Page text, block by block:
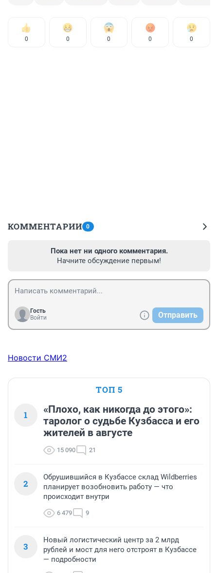
0 0 0 0 0
КОММЕНТАРИИ 0
Пока нет ни одного комментария.
Начните обсуждение первым!
Гость
Войти
Отправить
Новости СМИ2
ТОП 5
1
«Плохо, как никогда до этого»:
таролог о судьбе Кузбасса и его
жителей в августе
15 090 21
2
Обрушившийся в Кузбассе склад Wildberries
планирует возобновить работу — что
происходит внутри
6 479 9
3
Новый логистический центр за 2 млрд
рублей и мост для него отстроят в Кузбассе
— подробности